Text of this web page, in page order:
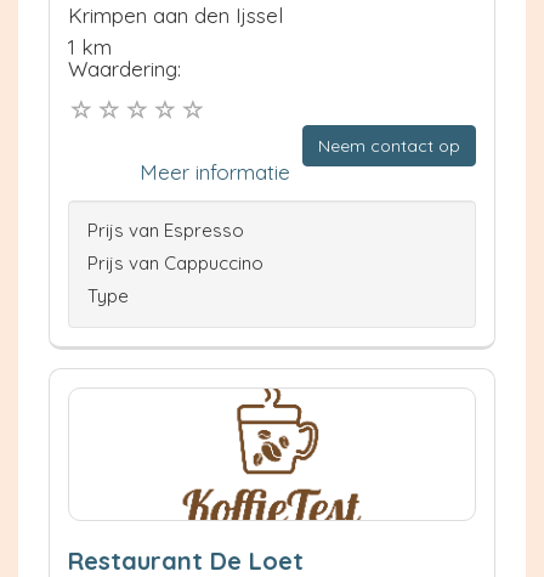
Krimpen aan den Ijssel
1 km
Waardering:
Neem contact op
Meer informatie
Prijs van Espresso
Prijs van Cappuccino
Type
Restaurant De Loet